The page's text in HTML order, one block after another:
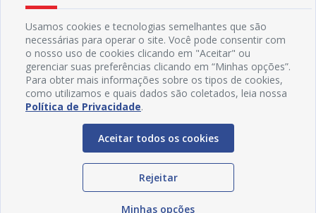
Redes Sociais
Usamos cookies e tecnologias semelhantes que são
necessárias para operar o site. Você pode consentir com
o nosso uso de cookies clicando em "Aceitar" ou
gerenciar suas preferências clicando em “Minhas opções”.
Para obter mais informações sobre os tipos de cookies,
como utilizamos e quais dados são coletados, leia nossa
Política de Privacidade.
Aceitar todos os cookies
Rejeitar
Minhas opções